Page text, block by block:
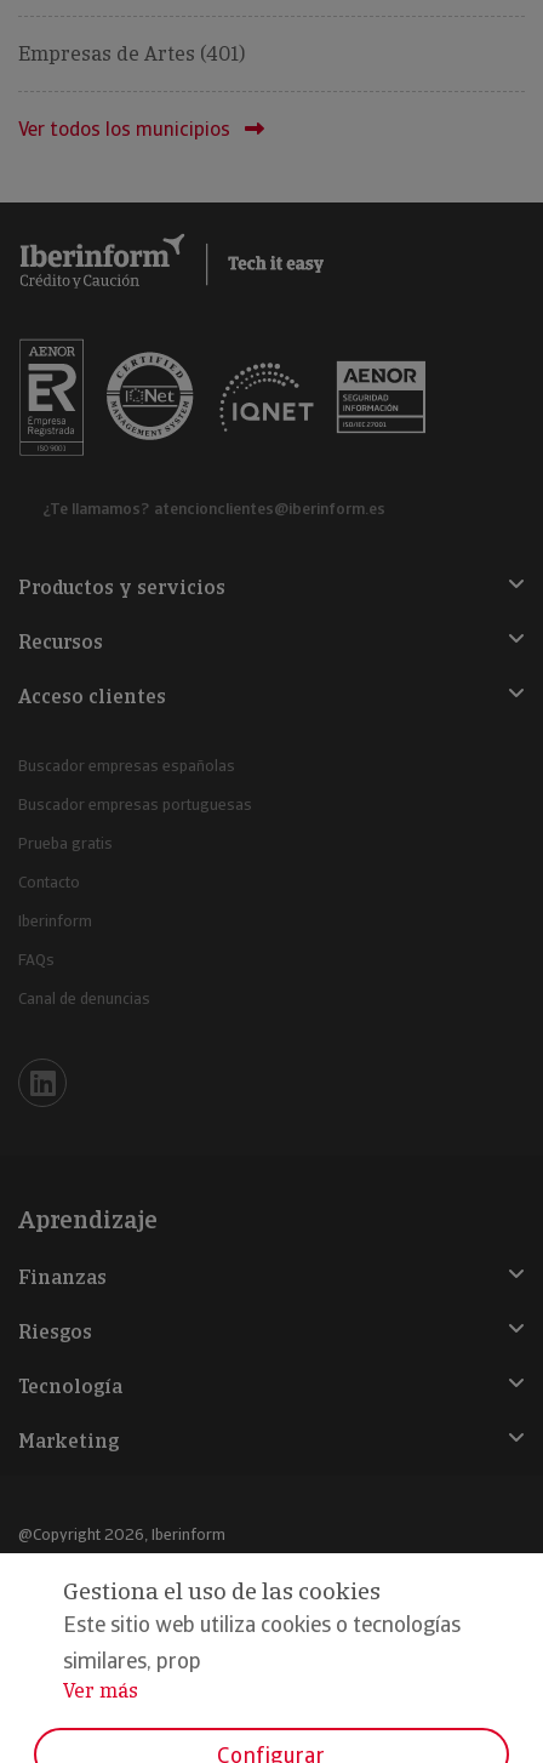
Empresas de Artes (401)
Ver todos los municipios
¿Te llamamos? atencionclientes@iberinform.es
Productos y servicios
Recursos
Acceso clientes
Buscador empresas españolas
Buscador empresas portuguesas
Prueba gratis
Contacto
Iberinform
FAQs
Canal de denuncias
Iberinform en Linkedin
Aprendizaje
Finanzas
Riesgos
Tecnología
Marketing
@Copyright 2026, Iberinform
Aviso legal
Política de cookies
Declaración de privacidad
Gestiona el uso de las cookies
Este sitio web utiliza cookies o tecnologías
similares, prop
...
Ver más
Configurar